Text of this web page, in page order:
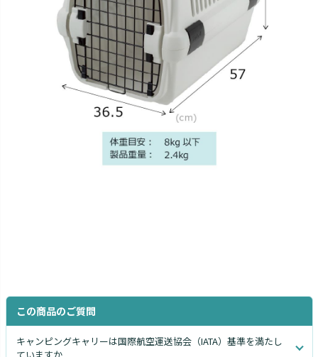
この商品のご質問
キャンピングキャリーは国際航空運送協会（IATA）基準を満たし